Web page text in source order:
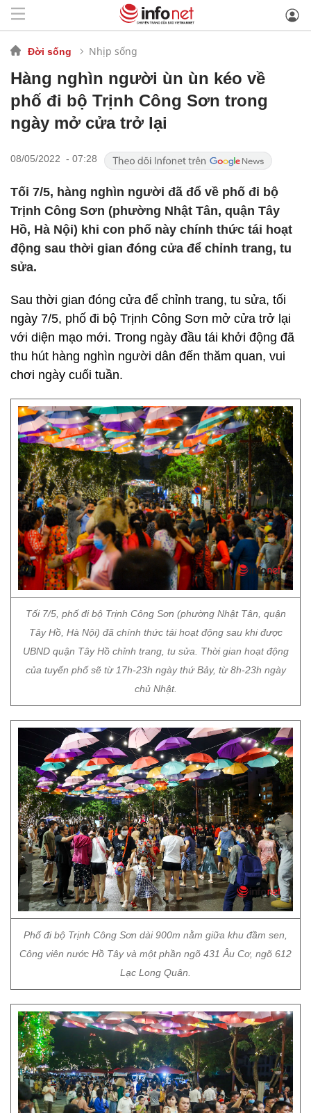
Đời sống Nhịp sống
Hàng nghìn người ùn ùn kéo về
phố đi bộ Trịnh Công Sơn trong
ngày mở cửa trở lại
08/05/2022 - 07:28
Tối 7/5, hàng nghìn người đã đổ về phố đi bộ
Trịnh Công Sơn (phường Nhật Tân, quận Tây
Hồ, Hà Nội) khi con phố này chính thức tái hoạt
động sau thời gian đóng cửa để chỉnh trang, tu
sửa.
Sau thời gian đóng cửa để chỉnh trang, tu sửa, tối
ngày 7/5, phố đi bộ Trịnh Công Sơn mở cửa trở lại
với diện mạo mới. Trong ngày đầu tái khởi động đã
thu hút hàng nghìn người dân đến thăm quan, vui
chơi ngày cuối tuần.
Tối 7/5, phố đi bộ Trịnh Công Sơn (phường Nhật Tân, quận
Tây Hồ, Hà Nội) đã chính thức tái hoạt động sau khi được
UBND quận Tây Hồ chỉnh trang, tu sửa. Thời gian hoạt động
của tuyến phố sẽ từ 17h-23h ngày thứ Bảy, từ 8h-23h ngày
chủ Nhật.
Phố đi bộ Trịnh Công Sơn dài 900m nằm giữa khu đầm sen,
Công viên nước Hồ Tây và một phần ngõ 431 Âu Cơ, ngõ 612
Lạc Long Quân.